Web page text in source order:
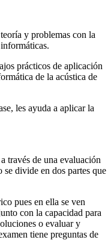
y problemas con la
prácticos de aplicación
de la acústica de
les ayuda a aplicar la
través de una evaluación
se divide en dos partes que
pues en ella se ven
con la capacidad para
o evaluar y
tiene preguntas de